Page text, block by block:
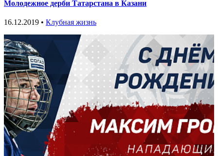
Молодежное дерби Татарстана в Казани
16.12.2019 • Клубная жизнь